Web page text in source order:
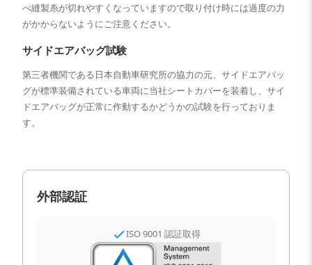
べ縫製糸が切れやすくなっていますので取り付け時には過度の力
がかからないようにご注意ください。
サイドエアバッグ試験
第三者機関である日本自動車研究所の協力の元、サイドエアバッ
グが標準装備されている車両に当社シートカバーを装着し、サイ
ドエアバッグが正常に作動するかどうかの試験を行っておりま
す。
外部認証
ISO 9001 認証取得